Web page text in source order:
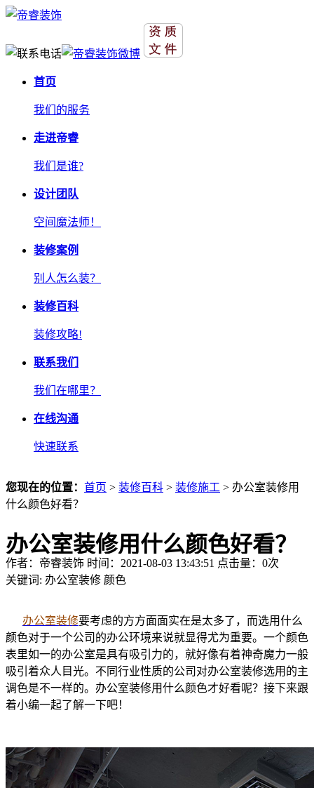
首页
我们的服务
走进帝睿
我们是谁?
设计团队
空间魔法师！
装修案例
别人怎么装？
装修百科
装修攻略!
联系我们
我们在哪里？
在线沟通
快速联系
您现在的位置： 首页 > 装修百科 > 装修施工 > 办公室装修用
什么颜色好看？
办公室装修用什么颜色好看？
作者：帝睿装饰 时间：2021-08-03 13:43:51 点击量： 0次
关键词: 办公室装修 颜色
办公室装修要考虑的方方面面实在是太多了，而选用什么
颜色对于一个公司的办公环境来说就显得尤为重要。一个颜色
表里如一的办公室是具有吸引力的，就好像有着神奇魔力一般
吸引着众人目光。不同行业性质的公司对办公室装修选用的主
调色是不一样的。办公室装修用什么颜色才好看呢？接下来跟
着小编一起了解一下吧！